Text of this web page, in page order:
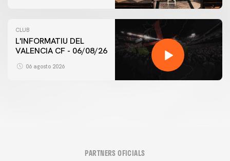
CLUB
L'INFORMATIU DEL
VALENCIA CF - 06/08/26
06 agosto 2026
PARTNERS OFICIALS